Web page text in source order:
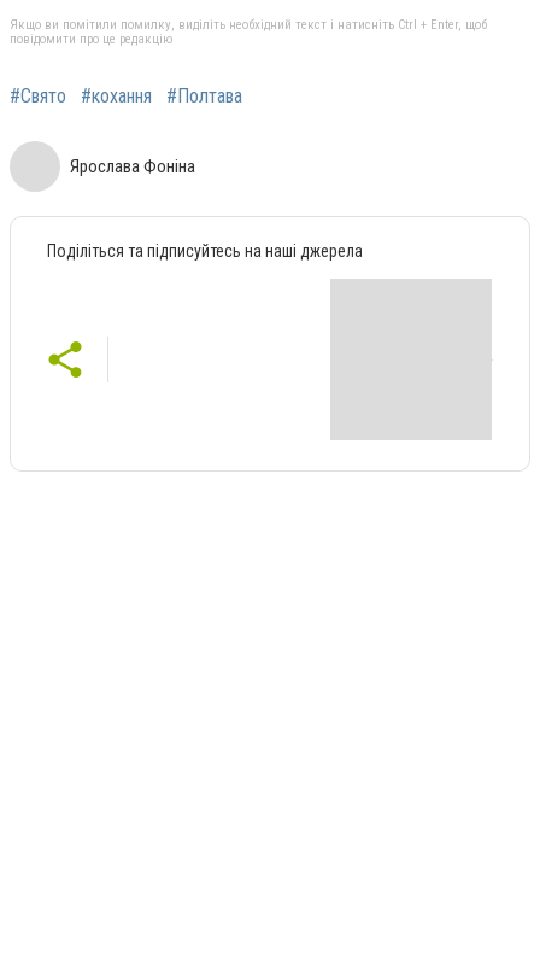
Якщо ви помітили помилку, виділіть необхідний текст і натисніть Ctrl + Enter, щоб
повідомити про це редакцію
#Свято #кохання #Полтава
Ярослава Фоніна
Поділіться та підписуйтесь на наші джерела